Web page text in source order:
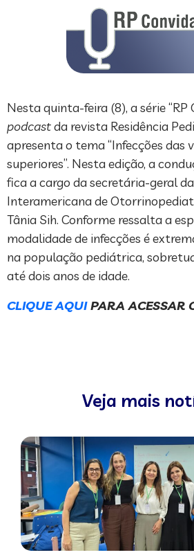
Nesta quinta-feira (8), a série “RP
podcastda revista Residência
apresenta o tema “Infecções das
superiores”. Nesta edição, a
fica a cargo da secretária-geral
Interamericana de
Tânia Sih. Conforme ressalta a
modalidade de infecções é
na população pediátrica,
até dois anos de idade.
CLIQUE AQUIPARA ACESSAR
Veja mais